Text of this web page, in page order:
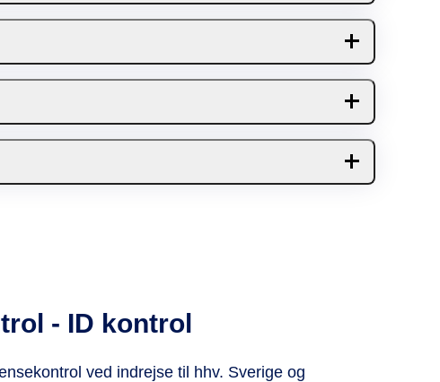
er holdt i snor og ikke er til gene for andre
- ID kontrol
ved indrejse til hhv. Sverige og